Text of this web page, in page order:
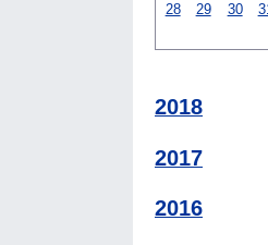
28
29 30
2018
2017
2016